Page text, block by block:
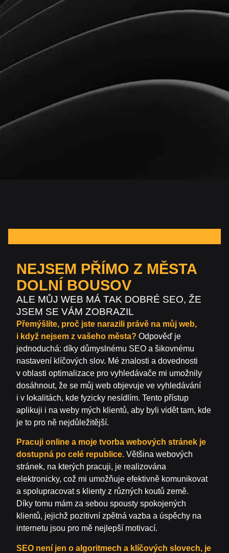
NEJSEM PŘÍMO Z MĚSTA
DOLNÍ BOUSOV
ALE MŮJ WEB MÁ TAK DOBRÉ SEO, ŽE
JSEM SE VÁM ZOBRAZIL
Přemýšlíte, proč jste narazili právě na můj web,
i když nejsem z vašeho města? Odpověď je
jednoduchá: díky důmyslnému SEO a šikovnému
nastavení klíčových slov. Mé znalosti a dovednosti
v oblasti optimalizace pro vyhledávače mi umožnily
dosáhnout, že se můj web objevuje ve vyhledávání
i v lokalitách, kde fyzicky nesídlím. Tento přístup
aplikuji i na weby mých klientů, aby byli vidět tam, kde
je to pro ně nejdůležitější.
Pracuji online a moje tvorba webových stránek je
dostupná po celé republice. Většina webových
stránek, na kterých pracuji, je realizována
elektronicky, což mi umožňuje efektivně komunikovat
a spolupracovat s klienty z různých koutů země.
Díky tomu mám za sebou spousty spokojených
klientů, jejichž pozitivní zpětná vazba a úspěchy na
internetu jsou pro mě nejlepší motivací.
SEO není jen o algoritmech a klíčových slovech, je